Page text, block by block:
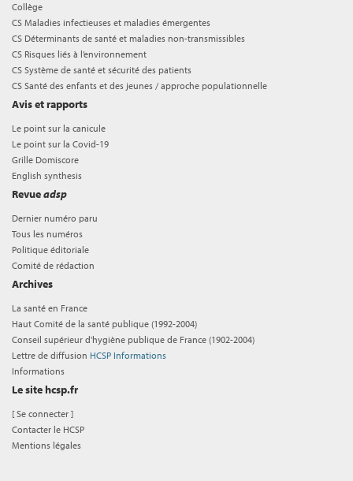
Collège
CS Maladies infectieuses et maladies émergentes
CS Déterminants de santé et maladies non-transmissibles
CS Risques liés à l’environnement
CS Système de santé et sécurité des patients
CS Santé des enfants et des jeunes / approche populationnelle
Avis et rapports
Le point sur la canicule
Le point sur la Covid-19
Grille Domiscore
English synthesis
Revueadsp
Dernier numéro paru
Tous les numéros
Politique éditoriale
Comité de rédaction
Archives
La santé en France
Haut Comité de la santé publique (1992-2004)
Conseil supérieur d'hygiène publique de France (1902-2004)
Lettre de diffusion HCSP Informations
Informations
Le site hcsp.fr
[Se connecter ]
Contacter le HCSP
Mentions légales